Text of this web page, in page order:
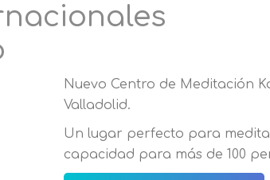
Nuevo Centro de Meditación
Valladolid.
Un lugar perfecto para
capacidad para más de 100